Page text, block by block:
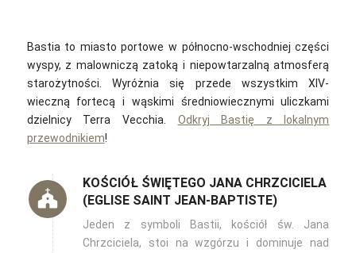
Bastia to miasto portowe w północno-wschodniej części
wyspy, z malowniczą zatoką i niepowtarzalną atmosferą
starożytności. Wyróżnia się przede wszystkim XIV-
wieczną fortecą i wąskimi średniowiecznymi uliczkami
dzielnicy Terra Vecchia. Odkryj Bastię z lokalnym
przewodnikiem!
KOŚCIÓŁ ŚWIĘTEGO JANA CHRZCICIELA
(EGLISE SAINT JEAN-BAPTISTE)
Jeden z symboli Bastii, kościół św. Jana
Chrzciciela, stoi na wzgórzu i dominuje nad